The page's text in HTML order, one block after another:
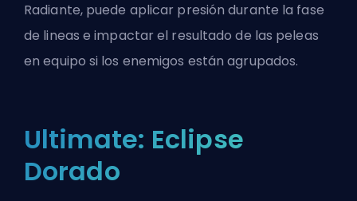
Radiante, puede aplicar presión durante la fase
de lineas e impactar el resultado de las peleas
en equipo si los enemigos están agrupados.
Ultimate: Eclipse
Dorado